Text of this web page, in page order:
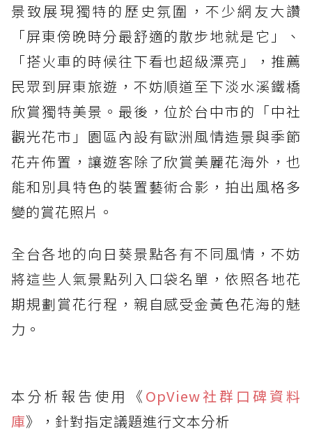
景致展現獨特的歷史氛圍，不少網友大讚
「屏東傍晚時分最舒適的散步地就是它」、
「搭火車的時候往下看也超級漂亮」，推薦
民眾到屏東旅遊，不妨順道至下淡水溪鐵橋
欣賞獨特美景。最後，位於台中市的「中社
觀光花市」園區內設有歐洲風情造景與季節
花卉佈置，讓遊客除了欣賞美麗花海外，也
能和別具特色的裝置藝術合影，拍出風格多
變的賞花照片。
全台各地的向日葵景點各有不同風情，不妨
將這些人氣景點列入口袋名單，依照各地花
期規劃賞花行程，親自感受金黃色花海的魅
力。
本分析報告使用《 OpView社群口碑資料
庫》，針對指定議題進行文本分析